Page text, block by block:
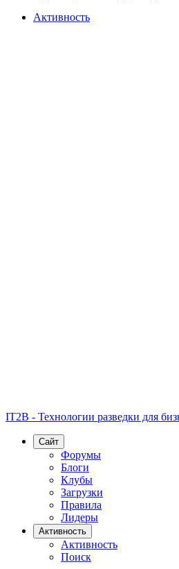
Активность
IT2B - Технологии разведки для
Сайт
Форумы
Блоги
Клубы
Загрузки
Правила
Лидеры
Активность
Активность
Поиск